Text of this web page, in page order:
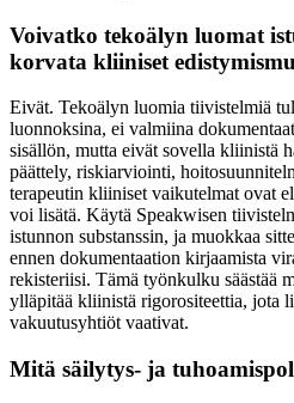
Voivatko tekoälyn luomat
korvata kliiniset
Eivät. Tekoälyn luomia tiivistelmiä
luonnoksina, ei valmiina
sisällön, mutta eivät sovella kliinistä
päättely, riskiarviointi,
terapeutin kliiniset vaikutelmat ovat
voi lisätä. Käytä Speakwisen
istunnon substanssin, ja muokkaa
ennen dokumentaation kirjaamista
rekisteriisi. Tämä työnkulku säästää
ylläpitää kliinistä rigorositeettia, jota
vakuutusyhtiöt vaativat.
Mitä säilytys- ja